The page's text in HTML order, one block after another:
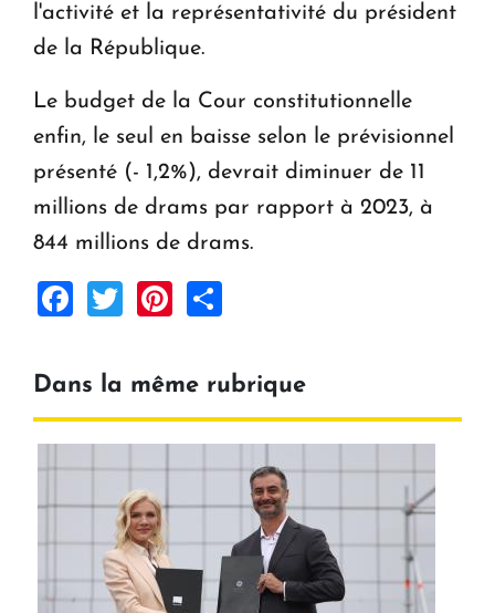
l'activité et la représentativité du président
de la République.
Le budget de la Cour constitutionnelle
enfin, le seul en baisse selon le prévisionnel
présenté (- 1,2%), devrait diminuer de 11
millions de drams par rapport à 2023, à
844 millions de drams.
Facebook
TwitterPinterest
Dans la même rubrique